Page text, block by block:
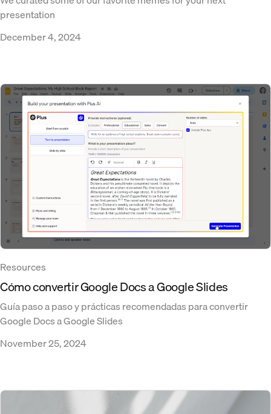
presentation
December 4, 2024
Resources
Cómo convertir Google Docs a Google Slides
Guía paso a paso y prácticas recomendadas para convertir
Google Docs a Google Slides
November 25, 2024